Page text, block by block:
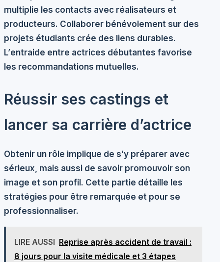
multiplie les contacts avec réalisateurs et
producteurs. Collaborer bénévolement sur des
projets étudiants crée des liens durables.
L’entraide entre actrices débutantes favorise
les recommandations mutuelles.
Réussir ses castings et
lancer sa carrière d’actrice
Obtenir un rôle implique de s’y préparer avec
sérieux, mais aussi de savoir promouvoir son
image et son profil. Cette partie détaille les
stratégies pour être remarquée et pour se
professionnaliser.
LIRE AUSSI Reprise après accident de travail :
8 jours pour la visite médicale et 3 étapes